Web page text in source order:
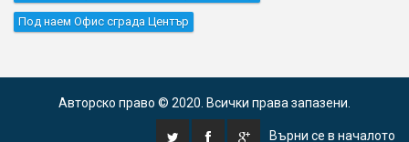
Под наем Офис сграда Център
Авторско право © 2020. Всички права запазени.
Върни се в началото